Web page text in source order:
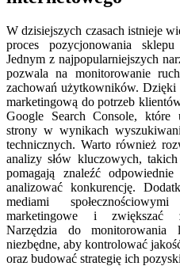
W dzisiejszych czasach istnieje
proces pozycjonowania
Jednym z najpopularniejszych
pozwala na monitorowanie
zachowań użytkowników. Dzięki
marketingową do potrzeb
Google Search Console, które
strony w wynikach
technicznych. Warto również
analizy słów kluczowych,
pomagają znaleźć
analizować konkurencję.
mediami
marketingowe i zwiększać
Narzędzia do
niezbędne, aby kontrolować
oraz budować strategię ich